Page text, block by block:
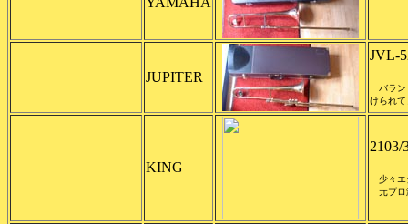
JUPITER
JVL-
バラン
けられて
KING
少々エ
元プロ